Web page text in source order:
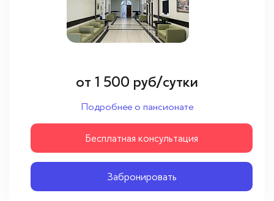
Как выбрать пансионат
Добавить пансионат
Вопросы — ответы
Контакты
от 1 500 руб/сутки
Подробнее о пансионате
Бесплатная консультация
Забронировать